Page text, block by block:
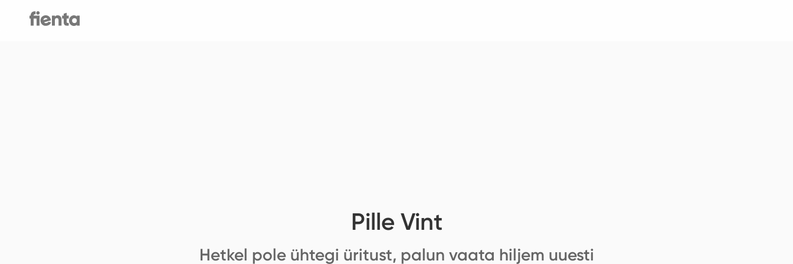
Pille Vint
Hetkel pole ühtegi üritust, palun vaata hiljem uuesti